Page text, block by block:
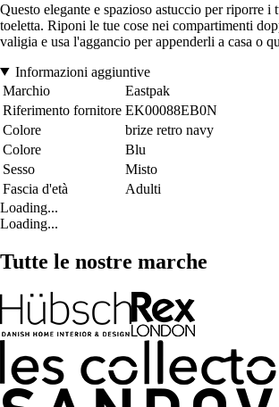
Questo elegante e spazioso astuccio per riporre i
toeletta. Riponi le tue cose nei compartimenti
valigia e usa l'aggancio per appenderli a casa o
Informazioni aggiuntive
Marchio
Eastpak
Riferimento fornitore EK00088EB0N
Colore
brize retro navy
Colore
Blu
Sesso
Misto
Fascia d'età
Adulti
Loading...
Loading...
Tutte le nostre marche